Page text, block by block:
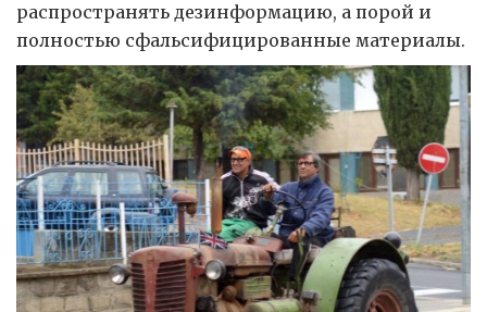
распространять дезинформацию, а порой и
полностью сфальсифицированные материалы.